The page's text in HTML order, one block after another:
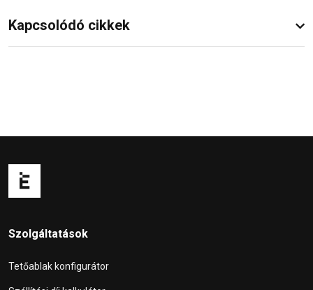
Kapcsolódó cikkek
Szolgáltatások
Tetőablak konfigurátor